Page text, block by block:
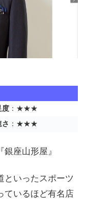
度 ：★★★
さ ：★★★
座山形屋』
といったスポーツ
ているほど有名店